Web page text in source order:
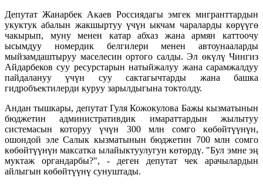
Депутат Жанарбек Акаев Россиядагы эмгек мигранттардын
укуктук абалын жакшыртуу үчүн ыкчам чараларды көрүүгө
чакырып, муну менен катар абхаз жана армян каттоочу
ысымдуу номердик белгилери менен автоунааларды
мыйзамдаштыруу маселесин ортого салды. Эл өкүлү Чингиз
Айдарбеков суу ресурстарын натыйжалуу жана сарамжалдуу
пайдалануу үчүн суу сактагычтарды жана башка
гидробъектилерди куруу зарылдыгына токтолду.
Андан тышкары, депутат Гуля Кожокулова Бажы кызматынын
бюджетин административдик имараттардын жылытуу
системасын которуу үчүн 300 млн сомго көбөйтүүнүн,
ошондой эле Салык кызматынын бюджетин 700 млн сомго
көбөйтүүнүн максатка ылайыктуулугун көтөрдү. "Бул эмне эң
муктаж органдарбы?", - деген депутат чек арачылардын
айлыгын көбөйтүүнү сунуштады.